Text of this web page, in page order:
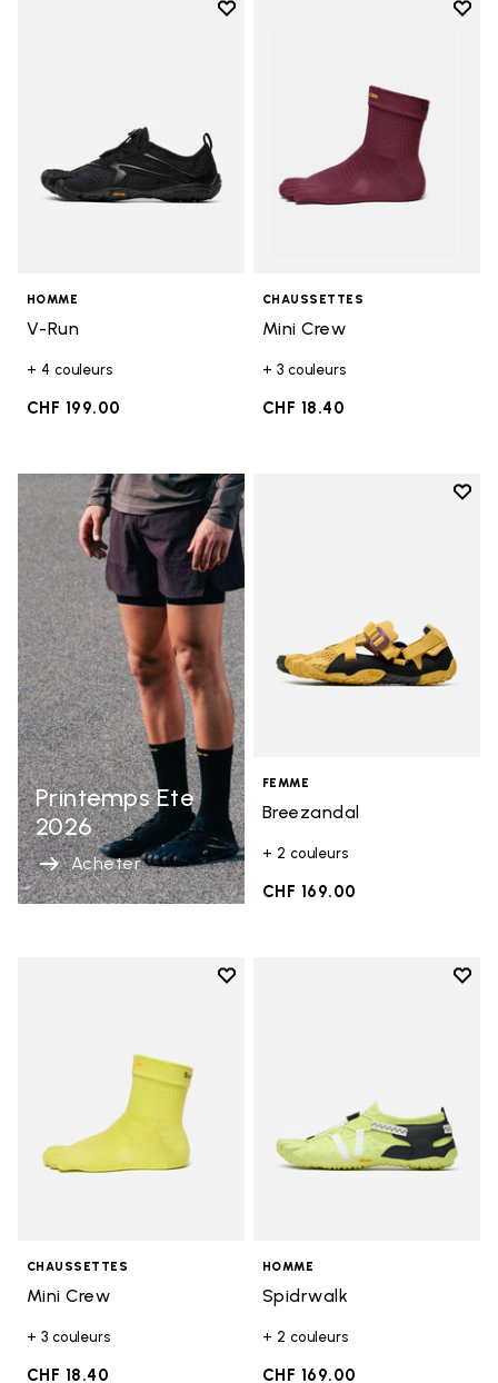
Add to wishlist
HOMME
V-Run
+ 4 couleurs
CHF 199.00
Add
CHAUSSETTES
Mini Crew
+ 3 couleurs
CHF 18.40
Printemps Ete
2026
Acheter
Add
FEMME
Breezandal
+ 2 couleurs
CHF 169.00
Add to wishlist
CHAUSSETTES
Mini Crew
+ 3 couleurs
CHF 18.40
Add
HOMME
Spidrwalk
+ 2 couleurs
CHF 169.00